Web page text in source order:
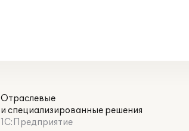
Отраслевые
и специализированные решения
1С:Предприятие